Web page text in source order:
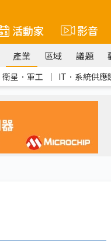
活動家 影音
產業 區域 議題
星．軍工 ｜ IT．系統供應